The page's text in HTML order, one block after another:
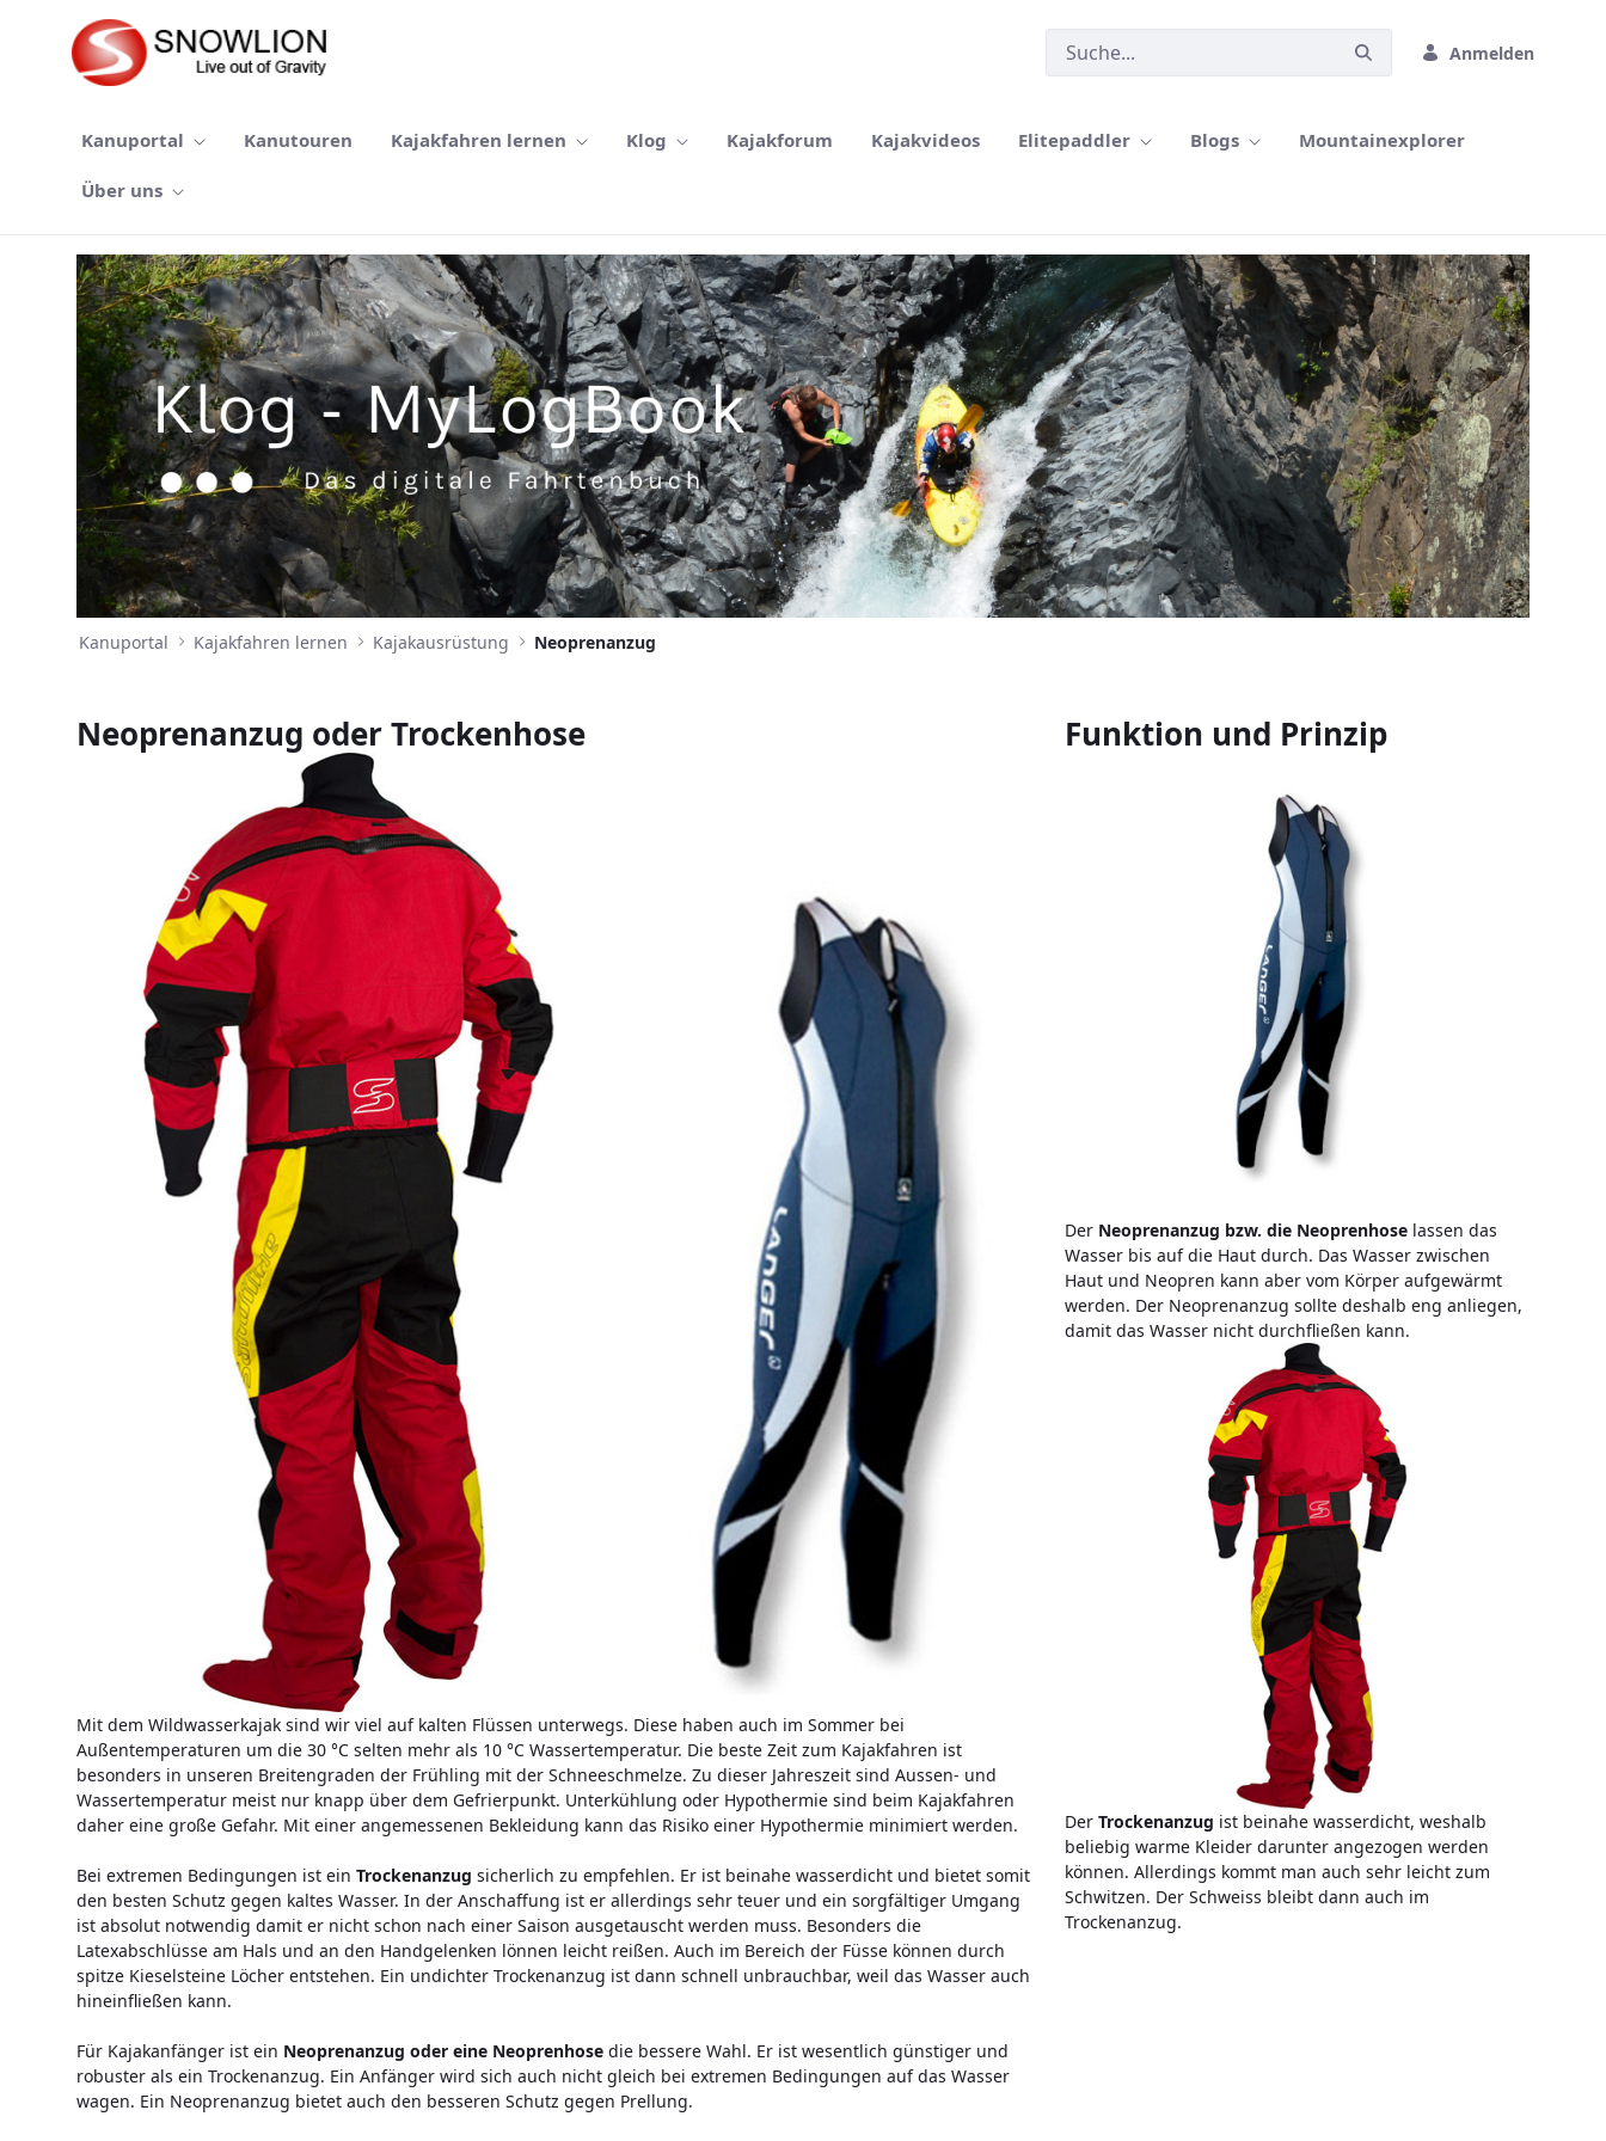
Zum Hauptinhalt springen
Anmelden
Kanuportal Kanutouren Kajakfahren lernen Klog Kajakforum Kajakvideos Elitepaddler Blogs Mountainexplorer
Über uns
Kanuportal Kajakfahren lernen Kajakausrüstung Neoprenanzug
Neoprenanzug oder Trockenhose
Mit dem Wildwasserkajak sind wir viel auf kalten Flüssen unterwegs. Diese haben auch im Sommer bei
Außentemperaturen um die 30 °C selten mehr als 10 °C Wassertemperatur. Die beste Zeit zum Kajakfahren ist
besonders in unseren Breitengraden der Frühling mit der Schneeschmelze. Zu dieser Jahreszeit sind Aussen- und
Wassertemperatur meist nur knapp über dem Gefrierpunkt. Unterkühlung oder Hypothermie sind beim Kajakfahren
daher eine große Gefahr. Mit einer angemessenen Bekleidung kann das Risiko einer Hypothermie minimiert werden.
Bei extremen Bedingungen ist ein Trockenanzug sicherlich zu empfehlen. Er ist beinahe wasserdicht und bietet somit
den besten Schutz gegen kaltes Wasser. In der Anschaffung ist er allerdings sehr teuer und ein sorgfältiger Umgang
ist absolut notwendig damit er nicht schon nach einer Saison ausgetauscht werden muss. Besonders die
Latexabschlüsse am Hals und an den Handgelenken lönnen leicht reißen. Auch im Bereich der Füsse können durch
spitze Kieselsteine Löcher entstehen. Ein undichter Trockenanzug ist dann schnell unbrauchbar, weil das Wasser auch
hineinfließen kann.
Für Kajakanfänger ist ein Neoprenanzug oder eine Neoprenhose die bessere Wahl. Er ist wesentlich günstiger und
robuster als ein Trockenanzug. Ein Anfänger wird sich auch nicht gleich bei extremen Bedingungen auf das Wasser
wagen. Ein Neoprenanzug bietet auch den besseren Schutz gegen Prellung.
Funktion und Prinzip
Der Neoprenanzug bzw. die Neoprenhoselassen das
Wasser bis auf die Haut durch. Das Wasser zwischen
Haut und Neopren kann aber vom Körper aufgewärmt
werden. Der Neoprenanzug sollte deshalb eng anliegen,
damit das Wasser nicht durchfließen kann.
Der Trockenanzug ist beinahe wasserdicht, weshalb
beliebig warme Kleider darunter angezogen werden
können. Allerdings kommt man auch sehr leicht zum
Schwitzen. Der Schweiss bleibt dann auch im
Trockenanzug.